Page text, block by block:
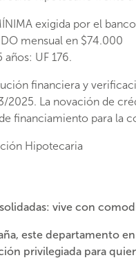
exigida por el
mensual en $74.000
UF 176.
financiera y
2025. La novación de
financiamiento para la
Hipotecaria
vive con
este departamento
privilegiada para